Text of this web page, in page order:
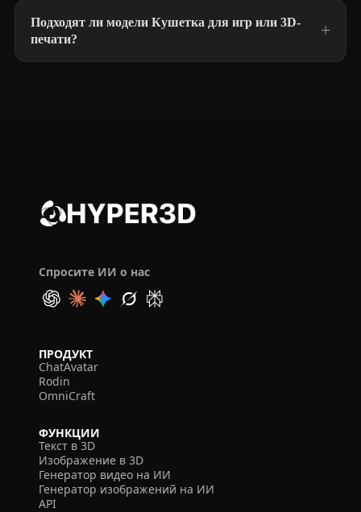
Подходят ли модели Кушетка для игр или 3D-
печати?
Спросите ИИ о нас
ПРОДУКТ
ChatAvatar
Rodin
OmniCraft
ФУНКЦИИ
Текст в 3D
Изображение в 3D
Генератор видео на ИИ
Генератор изображений на ИИ
API